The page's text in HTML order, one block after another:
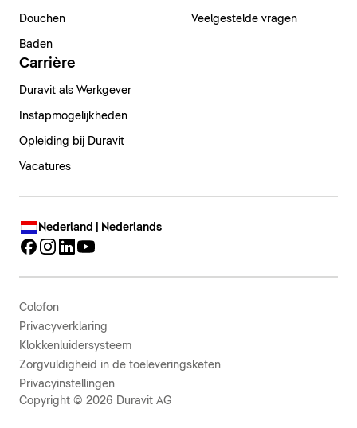
Douchen
Baden
Veelgestelde vragen
Carrière
Duravit als Werkgever
Instapmogelijkheden
Opleiding bij Duravit
Vacatures
Nederland | Nederlands
Colofon
Privacyverklaring
Klokkenluidersysteem
Zorgvuldigheid in de toeleveringsketen
Privacyinstellingen
Copyright © 2026 Duravit AG